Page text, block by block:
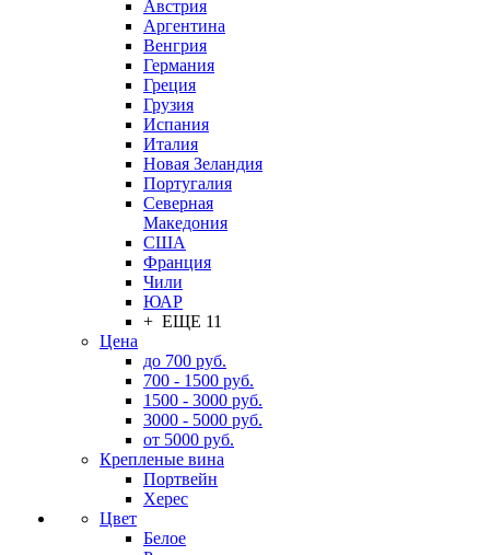
Австрия
Аргентина
Венгрия
Германия
Греция
Грузия
Испания
Италия
Новая Зеландия
Португалия
Северная
Македония
США
Франция
Чили
ЮАР
+ ЕЩЕ 11
Цена
до 700 руб.
700 - 1500 руб.
1500 - 3000 руб.
3000 - 5000 руб.
от 5000 руб.
Крепленые вина
Портвейн
Херес
Цвет
Белое